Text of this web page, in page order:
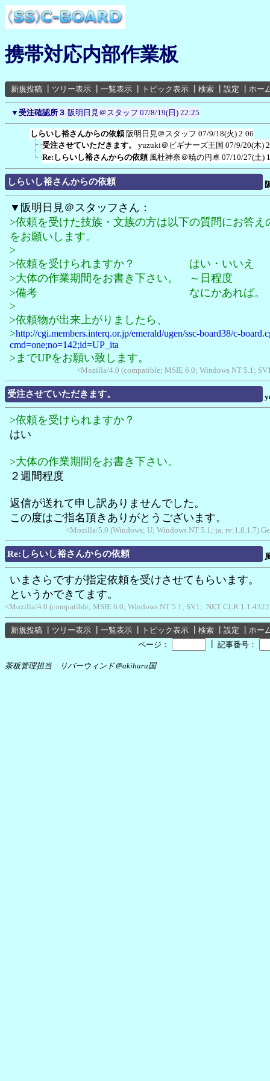
携帯対応内部作業板
新規投稿 ツリー表示 一覧表示 トピック表示 検索 設定 ホー
▼ 受注確認所３ 阪明日見＠スタッフ 07/8/19(日) 22:25
しらいし裕さんからの依頼 阪明日見＠スタッフ 07/9/18(火) 2:06
受注させていただきます。
yuzuki＠ビギナーズ王国 07/9/20(木)
Re:しらいし裕さんからの依頼 風杜神奈＠暁の円卓 07/10/27(土)
しらいし裕さんからの依頼
▼阪明日見＠スタッフさん：
>依頼を受けた技族・文族の方は以下の質問にお答え
をお願いします。
>
>依頼を受けられますか？ はい・いいえ
>大体の作業期間をお書き下さい。 ～日程度
>備考 なにかあれば。
>
>依頼物が出来上がりましたら、
>http://cgi.members.interq.or.jp/emerald/ugen/ssc-board38/c-
cmd=one;no=142;id=UP_ita
>までUPをお願い致します。
<Mozilla/4.0 (compatible; MSIE 6.0; Windows NT 5.1;
受注させていただきます。
>依頼を受けられますか？
はい
>大体の作業期間をお書き下さい。
２週間程度
返信が送れて申し訳ありませんでした。
この度はご指名頂きありがとうございます。
<Mozilla/5.0 (Windows; U; Windows NT 5.1; ja; rv:1.8.1.7)
Re:しらいし裕さんからの依頼
いまさらですが指定依頼を受けさせてもらいます。
というかできてます。
<Mozilla/4.0 (compatible; MSIE 6.0; Windows NT 5.1; SV1; .NET CLR
新規投稿 ツリー表示 一覧表示 トピック表示 検索 設定
ホー
ページ：
記事番号：
茶板管理担当 リバーウィンド＠akiharu国